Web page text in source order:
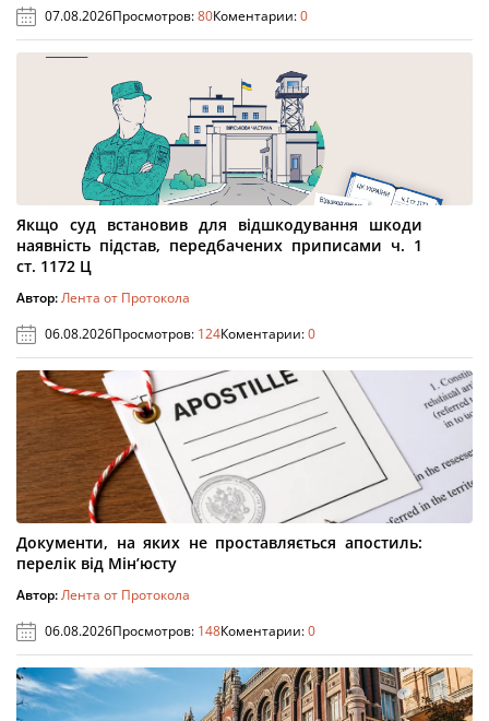
07.08.2026Просмотров:80Коментарии:0
Якщо суд встановив для відшкодування шкоди
наявність підстав, передбачених приписами ч. 1
ст. 1172 Ц
Автор:Лента от Протокола
06.08.2026Просмотров: 124Коментарии:0
Документи, на яких не проставляється апостиль:
перелік від Мін’юсту
Автор:Лента от Протокола
06.08.2026Просмотров: 148Коментарии:0